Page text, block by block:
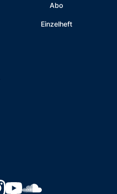
Abo
Einzelheft